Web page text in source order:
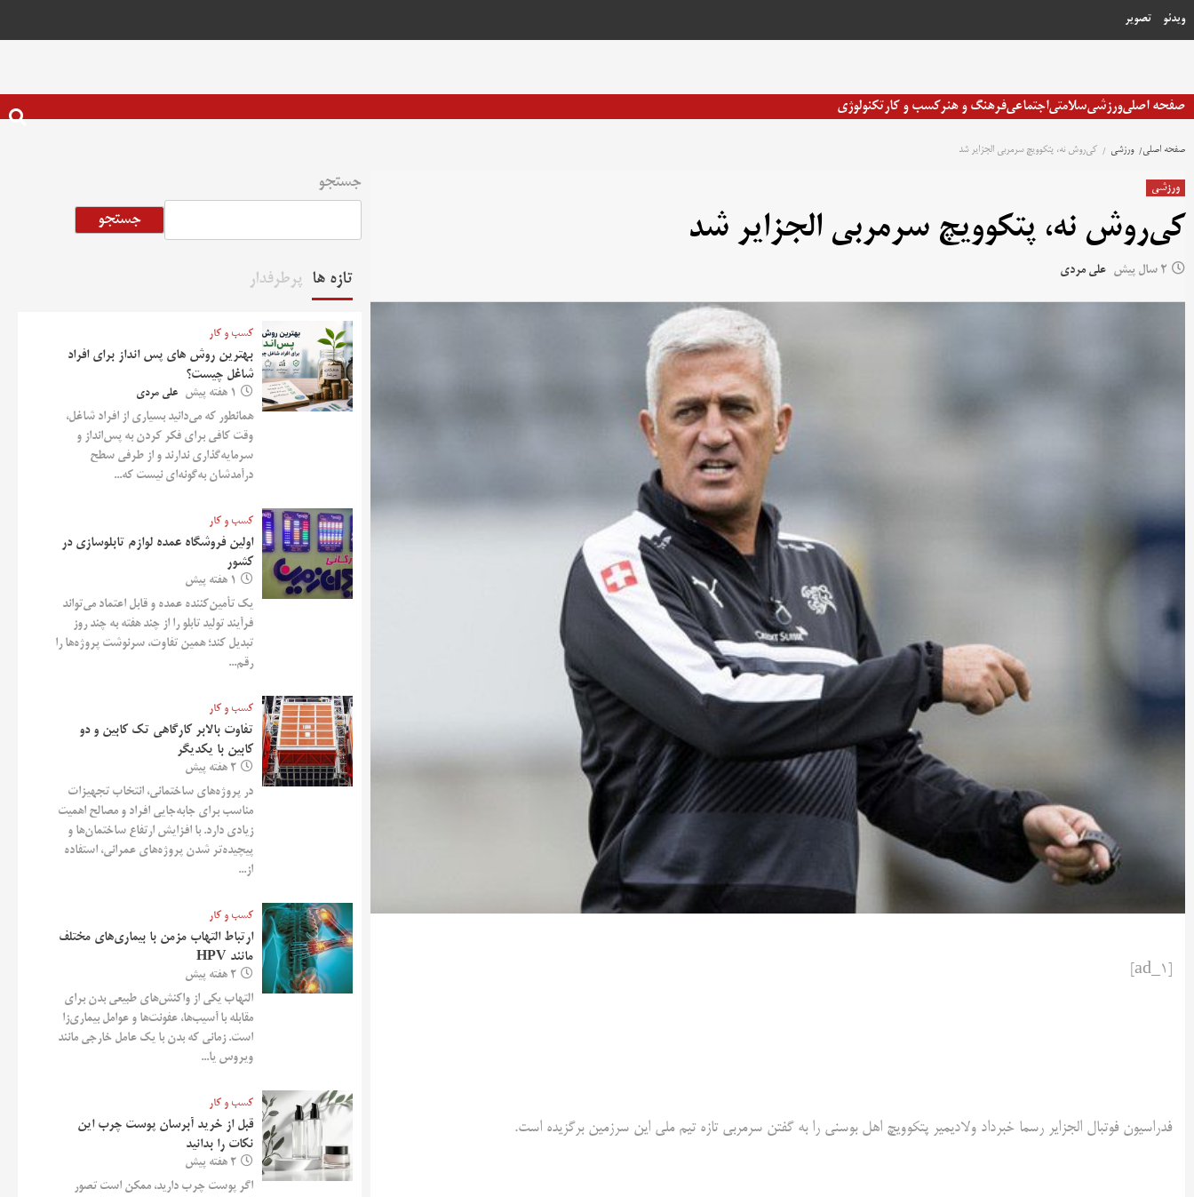
به
ویدئو تصویر
صفحه اصلیورزشیسلامتیاجتماعیفرهنگ و هنرکسب و کارتکنولوژی
صفحه اصلی ورزشی کی‌روش نه، پتکوویچ سرمربی الجزایر شد
ورزشی
کی‌روش نه، پتکوویچ سرمربی الجزایر شد
2 سال پیش علی مردی
فدراسیون فوتبال الجزایر رسما خبرداد ولادیمیر پتکوویچ اهل بوسنی را به گفتن ‌سرمربی تازه تیم ملی این سرزمین برگزیده است. ‌
جستجو
جستجو
تازه ها پرطرفدار
کسب و کار
بهترین روش‌ های پس‌ انداز برای افراد
شاغل چیست؟
1 هفته پیش علی مردی
همانطور که می‌دانید بسیاری از افراد شاغل،
وقت کافی برای فکر کردن به پس‌انداز و
سرمایه‌گذاری ندارند و از طرفی سطح
درآمدشان به‌گونه‌ای نیست که...
کسب و کار
اولین فروشگاه عمده لوازم تابلوسازی در
کشور
1 هفته پیش
یک تأمین‌کننده عمده و قابل اعتماد می‌تواند
فرآیند تولید تابلو را از چند هفته به چند روز
تبدیل کند؛ همین تفاوت، سرنوشت پروژه‌ها را
رقم...
کسب و کار
تفاوت بالابر کارگاهی تک کابین و دو
کابین با یکدیگر
2 هفته پیش
در پروژه‌های ساختمانی، انتخاب تجهیزات
مناسب برای جابه‌جایی افراد و مصالح اهمیت
زیادی دارد. با افزایش ارتفاع ساختمان‌ها و
پیچیده‌تر شدن پروژه‌های عمرانی، استفاده
از...
کسب و کار
ارتباط التهاب مزمن با بیماری‌های مختلف
مانند HPV
2 هفته پیش
التهاب یکی از واکنش‌های طبیعی بدن برای
مقابله با آسیب‌ها، عفونت‌ها و عوامل بیماری‌زا
است. زمانی که بدن با یک عامل خارجی مانند
ویروس یا...
کسب و کار
قبل از خرید آبرسان پوست چرب این
نکات را بدانید
2 هفته پیش
اگر پوست چرب دارید، ممکن است تصور